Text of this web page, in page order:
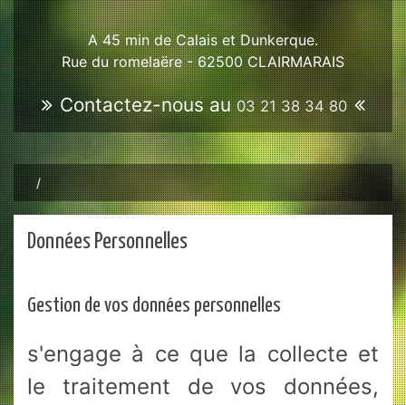
A 45 min de Calais et Dunkerque.
Rue du romelaëre - 62500CLAIRMARAIS
Contactez-nous au03 21 38 34 80
Données Personnelles
Gestion de vos données personnelles
s'engage à ce que la collecte et
le traitement de vos données,